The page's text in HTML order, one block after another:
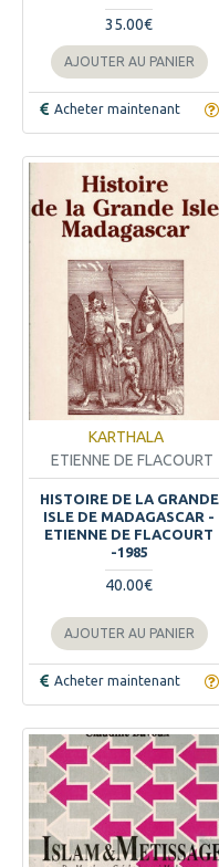
35.00€
AJOUTER AU PANIER
Acheter maintenant
KARTHALA
ETIENNE DE FLACOURT
HISTOIRE DE LA GRANDE
ISLE DE MADAGASCAR -
ETIENNE DE FLACOURT
-1985
40.00€
AJOUTER AU PANIER
Acheter maintenant